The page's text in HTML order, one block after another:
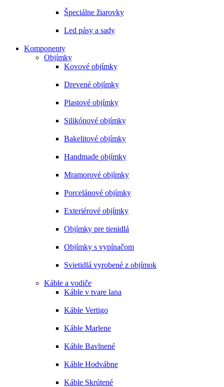
Špeciálne žiarovky
Led pásy a sady
Komponenty
Objímky
Kovové objímky
Drevené objímky
Plastové objímky
Silikónové objímky
Bakelitové objímky
Handmade objímky
Mramorové objímky
Porcelánové objímky
Exteriérové objímky
Objímky pre tienidlá
Objímky s vypínačom
Svietidlá vyrobené z objímok
Káble a vodiče
Káble v tvare lana
Káble Vertigo
Káble Marlene
Káble Bavlnené
Káble Hodvábne
Káble Skrútené